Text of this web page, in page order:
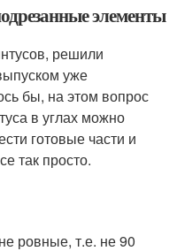
элементы
решили
уже
бы, на этом вопрос
в углах можно
готовые части и
так просто.
ровные, т.е. не 90